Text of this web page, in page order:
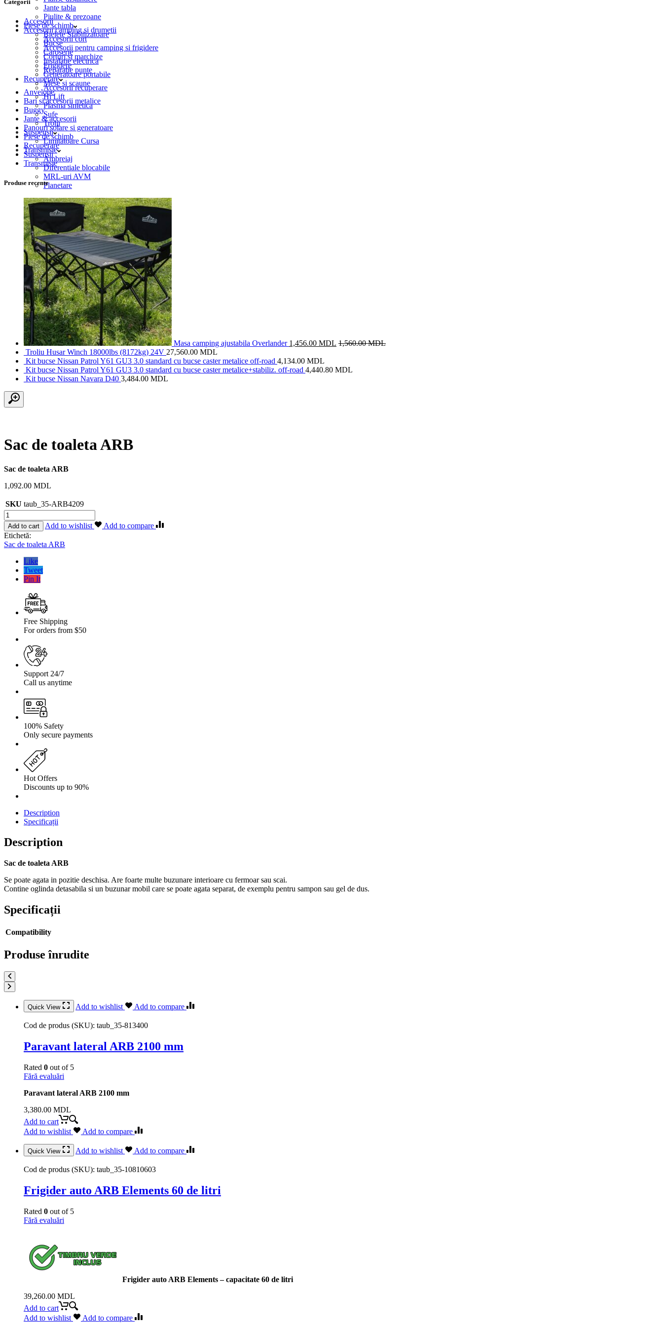
Jante tabla
Piulite & prezoane
Piese de schimb
Bielete Stabilizatoare
Bucse
Caroserie
Instalatie electrica
Reparatie punte
Recuperare
Accesorii recuperare
Hi Lift
Plasma sintetica
Sufe
Trolii
Suspensii
Limitatoare Cursa
Transmisie
Ambreiaj
Diferentiale blocabile
MRL-uri AVM
Planetare
Categorii
Accesorii
Accesorii camping si drumetii
Accesorii cort
Accesorii pentru camping si frigidere
Corturi si marchize
Frigidere
Generatoare portabile
Mese si scaune
Anvelope
Bari si accesorii metalice
Buggy
Jante & accesorii
Panouri solare si generatoare
Piese de schimb
Recuperare
Suspensii
Transmisie
Produse recente
Masa camping ajustabila Overlander 1,456.00 MDL 1,560.00MDL
Troliu Husar Winch 18000lbs (8172kg) 24V 27,560.00 MDL
Kit bucse Nissan Patrol Y61 GU3 3.0 standard cu bucse caster metalice off-road 4,134.00 MDL
Kit bucse Nissan Patrol Y61 GU3 3.0 standard cu bucse caster metalice+stabiliz. off-road 4,440.80 MDL
Kit bucse Nissan Navara D40 3,484.00 MDL
Sac de toaleta ARB
Sac de toaleta ARB
1,092.00 MDL
SKU taub_35-ARB4209
Cantitate
Sac
de
toaleta
ARB
Add to cart Add to wishlist
Add to compare
Etichetă:
Sac de toaleta ARB
Like
Tweet
Pin It
Free Shipping
For orders from $50
Support 24/7
Call us anytime
100% Safety
Only secure payments
Hot Offers
Discounts up to 90%
Description
Specificații
Description
Sac de toaleta ARB
Se poate agata in pozitie deschisa. Are foarte multe buzunare interioare cu fermoar sau scai.
Contine oglinda detasabila si un buzunar mobil care se poate agata separat, de exemplu pentru sampon sau gel de dus.
Specificații
Compatibility
Produse înrudite
Quick View Add to wishlist Add to compare
Cod de produs (SKU): taub_35-813400
Paravant lateral ARB 2100 mm
Rated 0 out of 5
Fără evaluări
Paravant lateral ARB 2100 mm
3,380.00 MDL
Add to cart
Add to wishlist
Add to compare
Quick View Add to wishlist Add to compare
Cod de produs (SKU): taub_35-10810603
Frigider auto ARB Elements 60 de litri
Rated 0 out of 5
Fără evaluări
Frigider auto ARB Elements – capacitate 60 de litri
39,260.00 MDL
Add to cart
Add to wishlist
Add to compare